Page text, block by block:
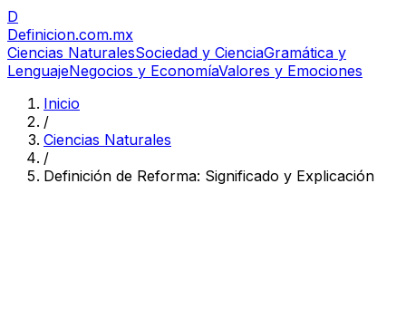
D
Definicion.com.mx
Ciencias NaturalesSociedad y CienciaGramática y
LenguajeNegocios y EconomíaValores y Emociones
Inicio
/
Ciencias Naturales
/
Definición de Reforma: Significado y Explicación